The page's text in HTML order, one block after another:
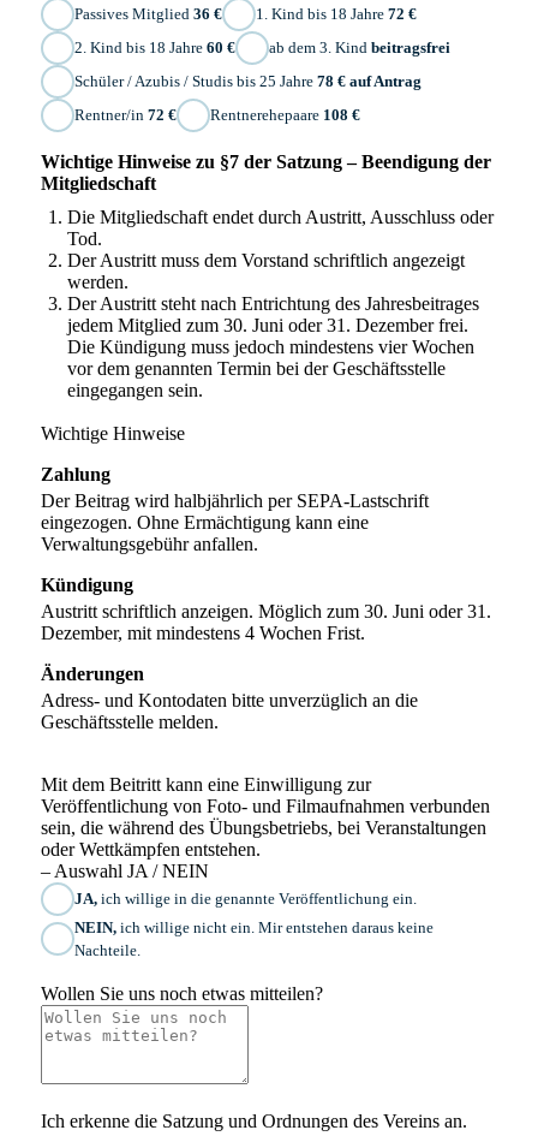
Passives Mitglied 36 € 1. Kind bis 18 Jahre 72 €
2. Kind bis 18 Jahre 60 € ab dem 3. Kind beitragsfrei
Schüler / Azubis / Studis bis 25 Jahre 78 € auf Antrag
Rentner/in 72 € Rentnerehepaare 108 €
Wichtige Hinweise zu §7 der Satzung – Beendigung der
Mitgliedschaft
Die Mitgliedschaft endet durch Austritt, Ausschluss oder
Tod.
Der Austritt muss dem Vorstand schriftlich angezeigt
werden.
Der Austritt steht nach Entrichtung des Jahresbeitrages
jedem Mitglied zum 30. Juni oder 31. Dezember frei.
Die Kündigung muss jedoch mindestens vier Wochen
vor dem genannten Termin bei der Geschäftsstelle
eingegangen sein.
Wichtige Hinweise
Zahlung
Der Beitrag wird halbjährlich per SEPA-Lastschrift
eingezogen. Ohne Ermächtigung kann eine
Verwaltungsgebühr anfallen.
Kündigung
Austritt schriftlich anzeigen. Möglich zum 30. Juni oder 31.
Dezember, mit mindestens 4 Wochen Frist.
Änderungen
Adress- und Kontodaten bitte unverzüglich an die
Geschäftsstelle melden.
Mit dem Beitritt kann eine Einwilligung zur
Veröffentlichung von Foto- und Filmaufnahmen verbunden
sein, die während des Übungsbetriebs, bei Veranstaltungen
oder Wettkämpfen entstehen.
– Auswahl JA / NEIN
JA,ich willige in die genannte Veröffentlichung ein.
NEIN,ich willige nicht ein. Mir entstehen daraus keine
Nachteile.
Wollen Sie uns noch etwas mitteilen?
Ich erkenne die Satzung und Ordnungen des Vereins an.